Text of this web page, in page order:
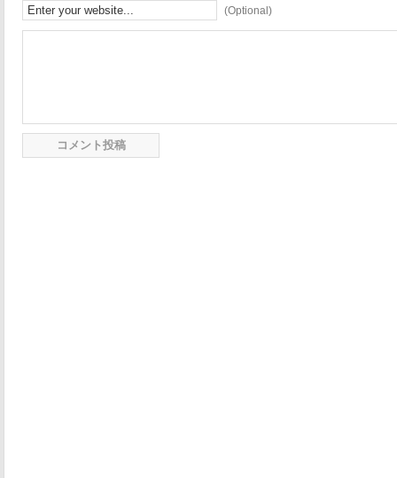
(Optional)